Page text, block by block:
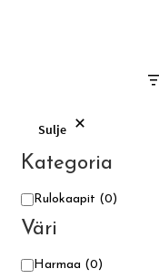
Sulje
Kategoria
Kategoria
Rulokaapit (0)
Väri
VäriHarmaa (0)